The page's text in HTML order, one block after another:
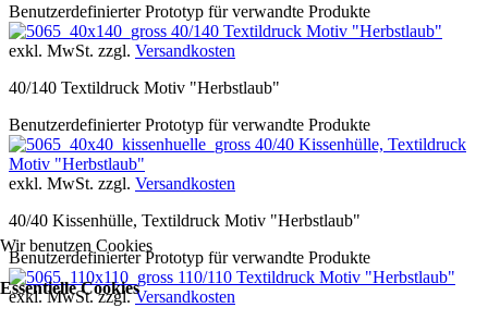
Benutzerdefinierter Prototyp für verwandte Produkte
40/140 Textildruck Motiv "Herbstlaub"
exkl. MwSt. zzgl. Versandkosten
40/140 Textildruck Motiv "Herbstlaub"
Benutzerdefinierter Prototyp für verwandte Produkte
40/40 Kissenhülle, Textildruck
Motiv "Herbstlaub"
exkl. MwSt. zzgl. Versandkosten
40/40 Kissenhülle, Textildruck Motiv "Herbstlaub"
Benutzerdefinierter Prototyp für verwandte Produkte
110/110 Textildruck Motiv "Herbstlaub"
exkl. MwSt. zzgl.Versandkosten
Wir benutzen Cookies
Essentielle Cookies